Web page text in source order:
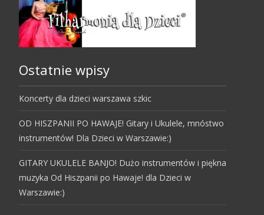
Ostatnie wpisy
Koncerty dla dzieci warszawa szkic
OD HISZPANII PO HAWAJE! Gitary i Ukulele, mnóstwo
instrumentów! Dla Dzieci w Warszawie:)
GITARY UKULELE BANJO! Dużo instrumentów i piękna
muzyka Od Hiszpanii po Hawaje! dla Dzieci w
Warszawie:)